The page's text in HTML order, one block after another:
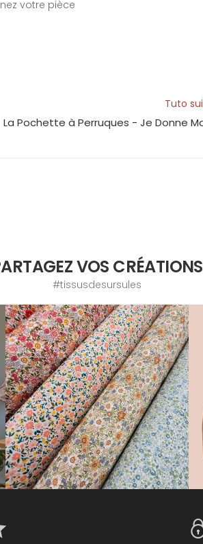
votre pièce
Tuto
VOS CRÉATIONS
#tissusdesursules